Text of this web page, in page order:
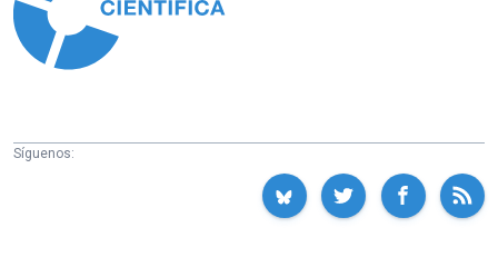
Síguenos: